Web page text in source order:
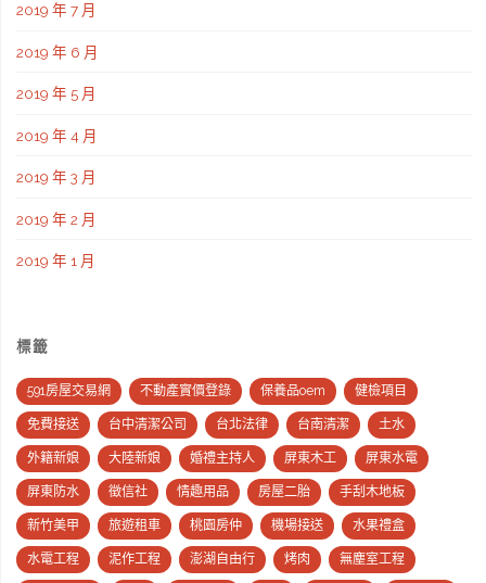
2019 年 7 月
2019 年 6 月
2019 年 5 月
2019 年 4 月
2019 年 3 月
2019 年 2 月
2019 年 1 月
標籤
591房屋交易網 不動產實價登錄 保養品oem 健檢項目
免費接送 台中清潔公司 台北法律 台南清潔 土水
外籍新娘 大陸新娘 婚禮主持人 屏東木工 屏東水電
屏東防水 徵信社 情趣用品 房屋二胎 手刮木地板
新竹美甲 旅遊租車 桃園房仲 機場接送 水果禮盒
水電工程 泥作工程 澎湖自由行 烤肉 無塵室工程